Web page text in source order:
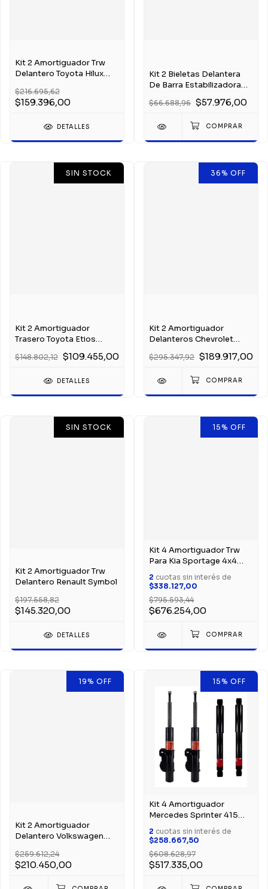
Kit 2 Amortiguador Trw
Delantero Toyota Hilux
$216.695,62
$159.396,00
DETALLES
Kit 2 Bieletas Delantera
De Barra Estabilizadora
$66.688,96 $57.976,00
SIN STOCK
Kit 2 Amortiguador
Trasero Toyota Etios
$148.802,12 $109.455,00
DETALLES
36% OFF
Kit 2 Amortiguador
Delanteros Chevrolet
$295.347,92 $189.917,00
SIN STOCK
Kit 2 Amortiguador Trw
Delantero Renault Symbol
$197.558,82
$145.320,00
DETALLES
15% OFF
Kit 4 Amortiguador Trw
Para Kia Sportage 4x4
2 cuotas sin interés de
$338.127,00
$795.593,44
$676.254,00
19% OFF
Kit 2 Amortiguador
Delantero Volkswagen
$259.612,24
$210.450,00
15% OFF
Kit 4 Amortiguador
Mercedes Sprinter 415
2 cuotas sin interés de
$258.667,50
$608.628,97
$517.335,00